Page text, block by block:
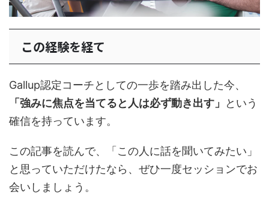
この経験を経て
Gallup認定コーチとしての一歩を踏み出した今、
「強みに焦点を当てると人は必ず動き出す」
という
確信を持っています。
この記事を読んで、「この人に話を聞いてみたい」
と思っていただけたなら、ぜひ一度セッションでお
会いしましょう。